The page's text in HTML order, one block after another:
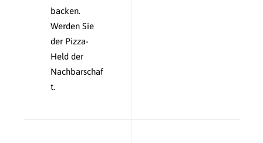
backen.
Werden Sie
der Pizza-
Held der
Nachbarschaf
t.